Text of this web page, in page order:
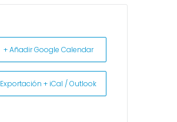
+ Añadir Google Calendar
Exportación + iCal / Outlook